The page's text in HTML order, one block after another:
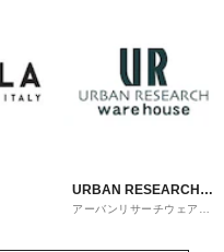
URBAN RESEARCH
ware house
アーバンリサーチウェアハ